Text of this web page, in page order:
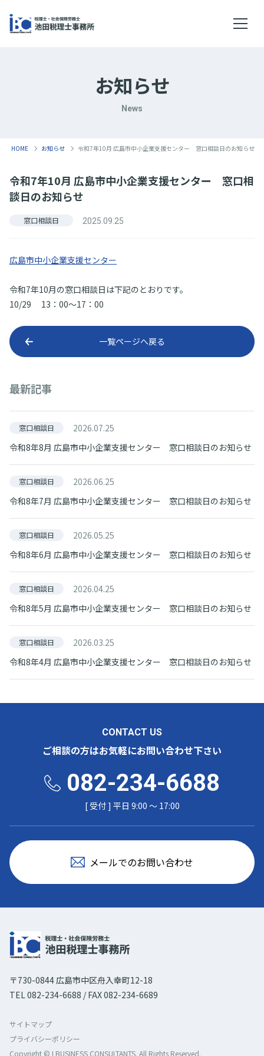
メニ
お知らせ
News
HOME お知らせ 令和7年10月 広島市中小企業支援センター 窓口相談日のお知らせ
令和7年10月 広島市中小企業支援センター 窓口相
談日のお知らせ
窓口相談日 2025.09.25
広島市中小企業支援センター
令和7年10月の窓口相談日は下記のとおりです。
10/29 13：00～17：00
一覧ページへ戻る
最新記事
窓口相談日
2026.07.25
令和8年8月 広島市中小企業支援センター 窓口相談日のお知らせ
窓口相談日
2026.06.25
令和8年7月 広島市中小企業支援センター 窓口相談日のお知らせ
窓口相談日
2026.05.25
令和8年6月 広島市中小企業支援センター 窓口相談日のお知らせ
窓口相談日
2026.04.25
令和8年5月 広島市中小企業支援センター 窓口相談日のお知らせ
窓口相談日
2026.03.25
令和8年4月 広島市中小企業支援センター 窓口相談日のお知らせ
CONTACT US
ご相談の方はお気軽にお問い合わせ下さい
082-234-6688
[ 受付 ] 平日 9:00 〜 17:00
メールでのお問い合わせ
〒730-0844 広島市中区舟入幸町12-18
TEL 082-234-6688 / FAX 082-234-6689
サイトマップ
プライバシーポリシー
Copyright © I BUSINESS CONSULTANTS. All Rights Reserved.